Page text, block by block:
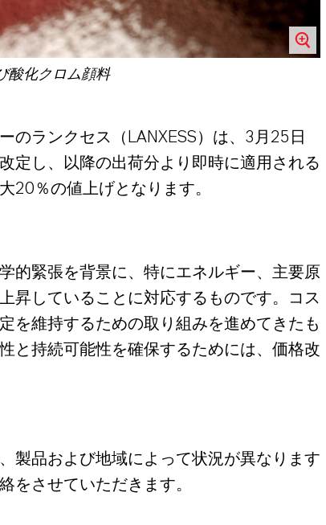
酸化クロム顔料
のランクセス（ LANXESS ）は、 3 月 25 日
定し、
以降の出荷分より即時に適用される
20 ％の値上げとなります。
的緊張を背景に、特にエネルギー、主要原
昇していることに対応するものです。コス
を維持するための取り組みを進めてきたも
と持続可能性を確保するためには、価格改
製品および地域によって状況が異なります
をさせていただきます。